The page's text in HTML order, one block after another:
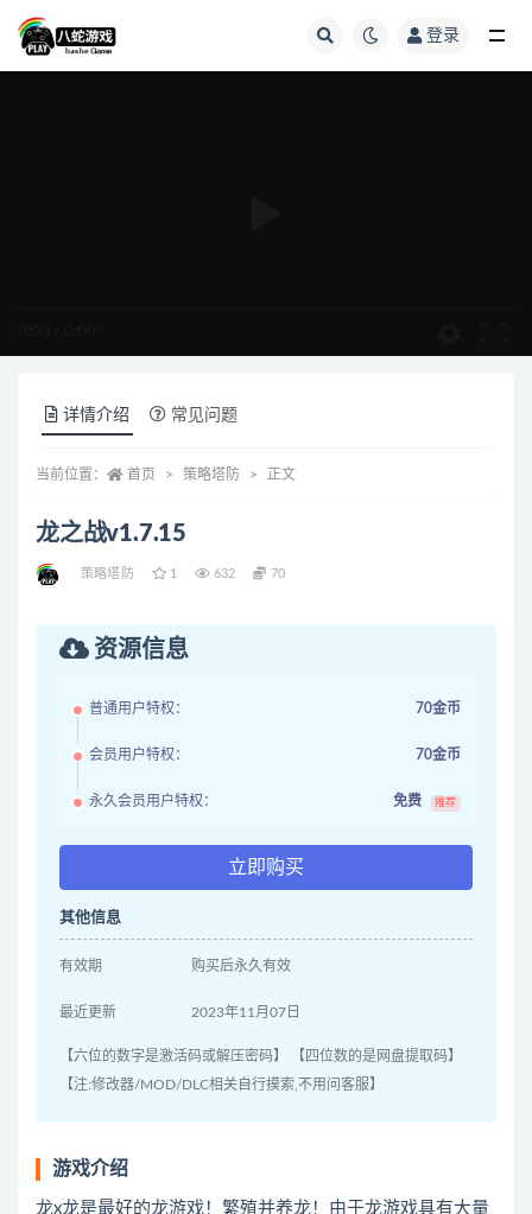
登录
详情介绍 常见问题
当前位置： 首页 策略塔防 正文
龙之战v1.7.15
策略塔防 1 632 70
资源信息
普通用户特权： 70金币
会员用户特权： 70金币
永久会员用户特权： 免费 推荐
立即购买
其他信息
有效期 购买后永久有效
最近更新 2023年11月07日
【六位的数字是激活码或解压密码】 【四位数的是网盘提取码】
【注:修改器/MOD/DLC相关自行摸索,不用问客服】
游戏介绍
龙x龙是最好的龙游戏！繁殖并养龙！由于龙游戏具有大量